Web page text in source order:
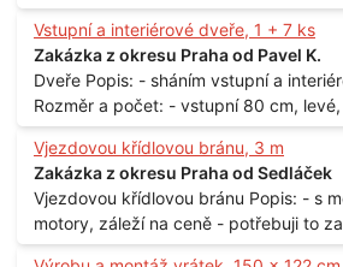
mastných kyselin s převahou olejové
technické využití - hustota při 20°C -
Balení: - po 190 kg v sudu Množství: - cca 500 kg - roční
spotřeba Lokalita: - Praha
Vstupní a interiérové dveře, 1 + 7 ks
Zakázka z okresu Praha od Pavel K.
Dveře Popis: - sháním vstupní a interiérové dveře pro byt
Rozměr a počet: - vstupní 80 cm,
80 cm, levé, 2 ks - 80 cm, pravé, 3 ks
Lokalita: - Praha 10
Vjezdovou křídlovou bránu, 3 m
Zakázka z okresu Praha od Sedláček
Vjezdovou křídlovou bránu Popis: - s montáží - možná i s
motory, záleží na ceně - potřebuji to
Materiál: - ocel Množství: - 1 ks Velikost: - 3 m Lokalita: -